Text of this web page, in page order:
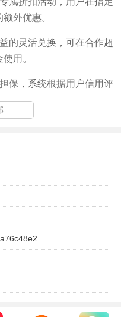
外优惠。
的灵活兑换，可在合作超
用。
保，系统根据用户信用评
求。